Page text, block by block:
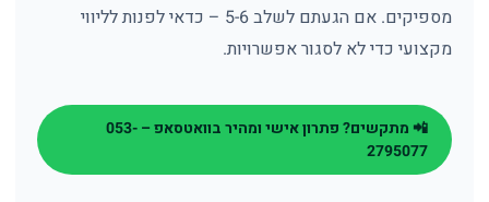
מספיקים. אם הגעתם לשלב 5-6 – כדאי לפנות לליווי
מקצועי כדי לא לסגור אפשרויות.
📲 מתקשים? פתרון אישי ומהיר בוואטסאפ – 053-
2795077